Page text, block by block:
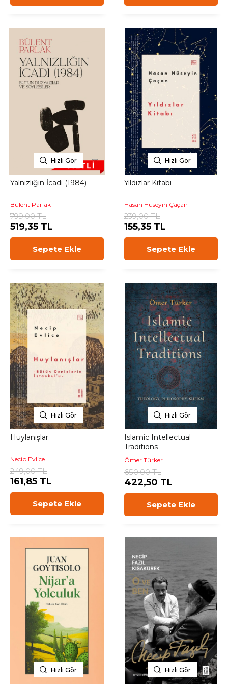
Hızlı Gör
Yalnızlığın İcadı (1984)
Bülent Parlak
799,00 TL
519,35 TL
Sepete Ekle
Hızlı Gör
Yıldızlar Kitabı
Hasan Hüseyin Çaçan
239,00 TL
155,35 TL
Sepete Ekle
Hızlı Gör
Huylanışlar
Necip Evlice
249,00 TL
161,85 TL
Sepete Ekle
Hızlı Gör
Islamic Intellectual
Traditions
Ömer Türker
650,00 TL
422,50 TL
Sepete Ekle
Hızlı Gör Hızlı Gör